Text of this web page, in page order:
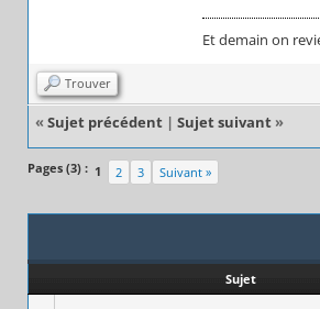
Et demain on
Trouver
« Sujet précédent | Sujet suivant »
Pages (3) : 1 2 3 Suivant »
Sujet